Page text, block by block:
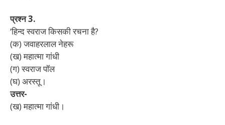
प्रश्न 3.
‘हिन्द स्वराज किसकी रचना है?
(क) जवाहरलाल नेहरू
(ख) महात्मा गांधी
(ग) स्वराज पॉल
(घ) अरस्तू।
उत्तर-
(ख) महात्मा गांधी।